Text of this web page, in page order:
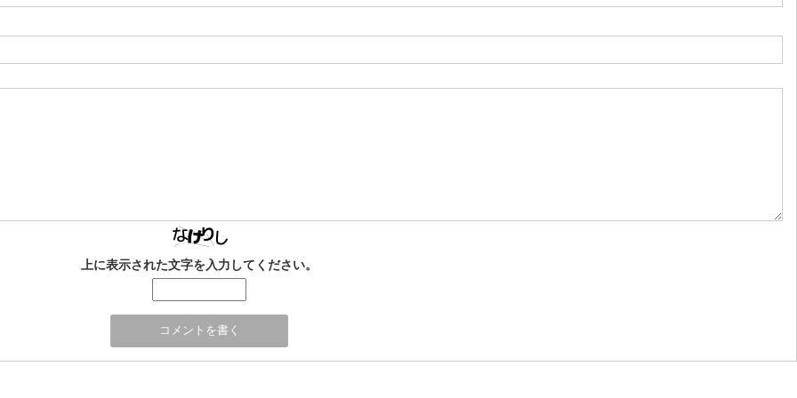
上に表示された文字を入力してください。